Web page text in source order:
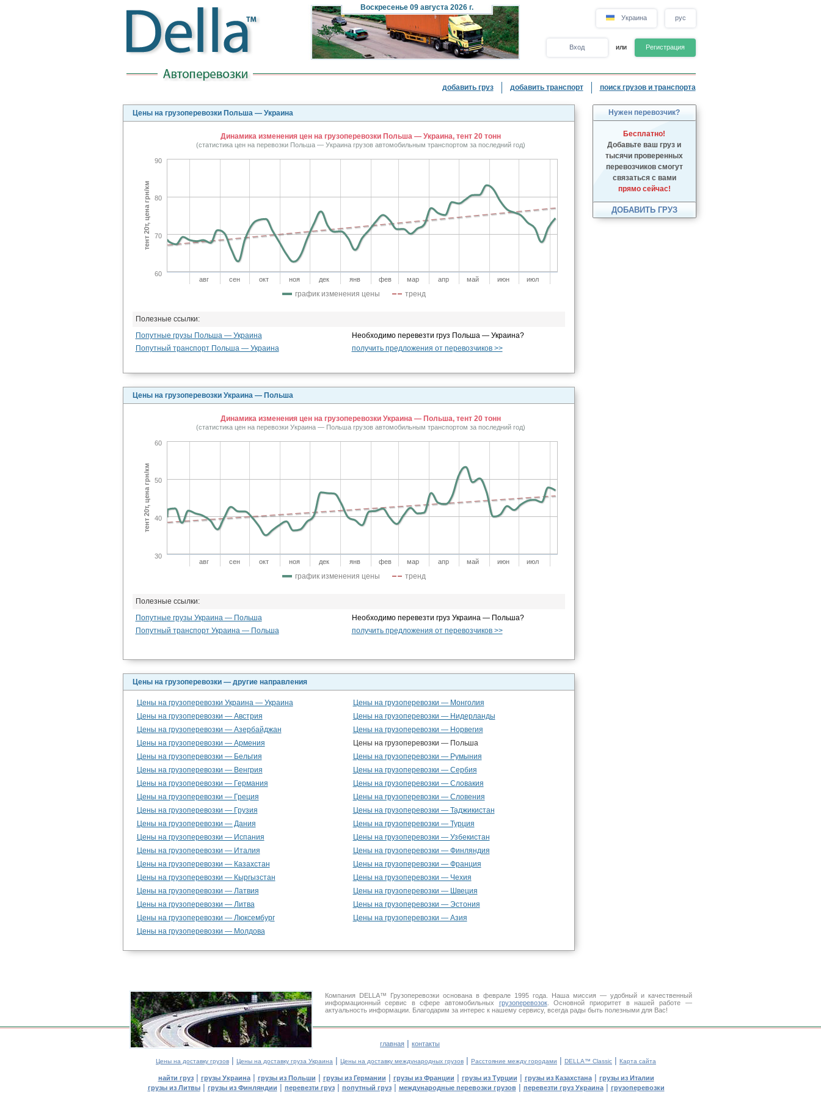
Воскресенье09 августа 2026 г.
Украина рус
Вход или Регистрация
добавить груз добавить транспорт поиск грузов и транспорта
Цены на грузоперевозки Польша — Украина
Динамика изменения цен на грузоперевозки Польша — Украина, тент 20 тонн
(статистика цен на перевозки Польша — Украина грузов автомобильным транспортом за последний год)
график изменения цены тренд
авг сен окт ноя дек янв фев мар апр май июн июл
60
70
80
90
тент 20т, цена грн/км
Полезные ссылки:
Попутные грузы Польша — Украина
Необходимо перевезти груз Польша — Украина?
Попутный транспорт Польша — Украина
получить предложения от перевозчиков >>
Цены на грузоперевозки Украина — Польша
Динамика изменения цен на грузоперевозки Украина — Польша, тент 20 тонн
(статистика цен на перевозки Украина — Польша грузов автомобильным транспортом за последний год)
график изменения цены тренд
авг сен окт ноя дек янв фев мар апр май июн июл
30
40
50
60
тент 20т, цена грн/км
Полезные ссылки:
Попутные грузы Украина — Польша
Необходимо перевезти груз Украина — Польша?
Попутный транспорт Украина — Польша
получить предложения от перевозчиков >>
Цены на грузоперевозки — другие направления
Цены на грузоперевозки Украина — Украина
Цены на грузоперевозки — Монголия
Цены на грузоперевозки — Австрия
Цены на грузоперевозки — Нидерланды
Цены на грузоперевозки — Азербайджан
Цены на грузоперевозки — Норвегия
Цены на грузоперевозки — Армения
Цены на грузоперевозки — Польша
Цены на грузоперевозки — Бельгия
Цены на грузоперевозки — Румыния
Цены на грузоперевозки — Венгрия
Цены на грузоперевозки — Сербия
Цены на грузоперевозки — Германия
Цены на грузоперевозки — Словакия
Цены на грузоперевозки — Греция
Цены на грузоперевозки — Словения
Цены на грузоперевозки — Грузия
Цены на грузоперевозки — Таджикистан
Цены на грузоперевозки — Дания
Цены на грузоперевозки — Турция
Цены на грузоперевозки — Испания
Цены на грузоперевозки — Узбекистан
Цены на грузоперевозки — Италия
Цены на грузоперевозки — Финляндия
Цены на грузоперевозки — Казахстан
Цены на грузоперевозки — Франция
Цены на грузоперевозки — Кыргызстан
Цены на грузоперевозки — Чехия
Цены на грузоперевозки — Латвия
Цены на грузоперевозки — Швеция
Цены на грузоперевозки — Литва
Цены на грузоперевозки — Эстония
Цены на грузоперевозки — Люксембург
Цены на грузоперевозки — Азия
Цены на грузоперевозки — Молдова
Нужен перевозчик?
Бесплатно!
Добавьте ваш груз и
тысячи проверенных
перевозчиков смогут
связаться с вами
прямо сейчас!
ДОБАВИТЬ ГРУЗ
Компания DELLA™ Грузоперевозки основана в феврале 1995 года. Наша миссия — удобный и качественный
информационный сервис в сфере автомобильных грузоперевозок. Основной приоритет в нашей работе —
актуальность информации. Благодарим за интерес к нашему сервису, всегда рады быть полезными для Вас!
главная | контакты
Цены на доставку грузов | Цены на доставку груза Украина | Цены на доставку международных грузов | Расстояние между городами | DELLA™ Classic | Карта сайта
найти груз| грузы Украина| грузы из Польши | грузы из Германии | грузы из Франции | грузы из Турции | грузы из Казахстана| грузы из Италии
грузы из Литвы| грузы из Финляндии | перевезти груз| попутный груз| международные перевозки грузов| перевезти груз Украина| грузоперевозки